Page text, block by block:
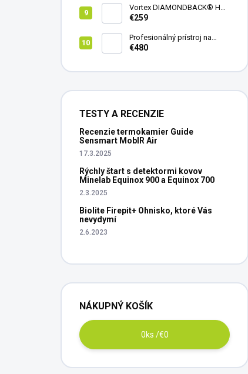
Vortex DIAMONDBACK® HD
8X42
€259
Profesionálný prístroj na
vedenie vŕtania Laserliner
€480
TESTY A RECENZIE
Recenzie termokamier Guide
Sensmart MobIR Air
17.3.2025
Rýchly štart s detektormi kovov
Minelab Equinox 900 a Equinox 700
2.3.2025
Biolite Firepit+ Ohnisko, ktoré Vás
nevydymí
2.6.2023
NÁKUPNÝ KOŠÍK
0ks /€0